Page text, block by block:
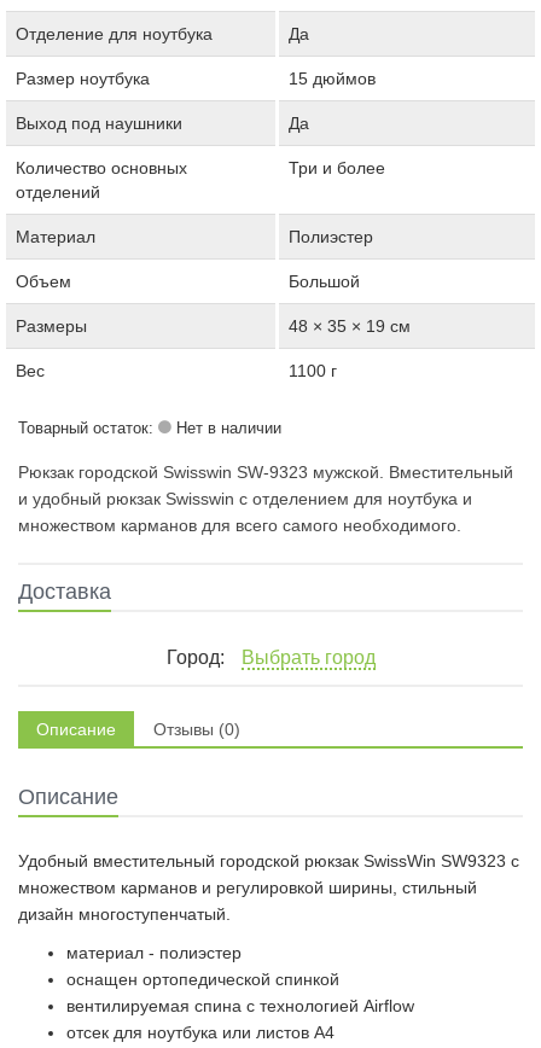
Отделение для ноутбука Да
Размер ноутбука 15 дюймов
Выход под наушники Да
Количество основных
отделений
Три и более
Материал Полиэстер
Объем Большой
Размеры 48 × 35 × 19 см
Вес 1100 г
Товарный остаток: Нет в наличии
Рюкзак городской Swisswin SW-9323 мужской. Вместительный
и удобный рюкзак Swisswin с отделением для ноутбука и
множеством карманов для всего самого необходимого.
Доставка
Город: Выбрать город
Описание Отзывы (0)
Описание
Удобный вместительный городской рюкзак SwissWin SW9323 с
множеством карманов и регулировкой ширины, стильный
дизайн многоступенчатый.
материал - полиэстер
оснащен ортопедической спинкой
вентилируемая спина с технологией Airflow
отсек для ноутбука или листов А4